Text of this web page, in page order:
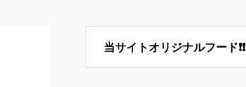
当サイトオリジナルフード❗❗